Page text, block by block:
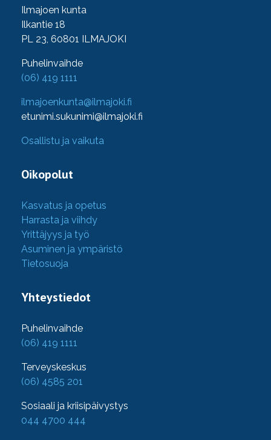
Ilmajoen kunta
Ilkantie 18
PL 23, 60801 ILMAJOKI
Puhelinvaihde
(06) 419 1111
ilmajoenkunta@ilmajoki.fi
etunimi.sukunimi@ilmajoki.fi
Osallistu ja vaikuta
Oikopolut
Kasvatus ja opetus
Harrasta ja viihdy
Yrittäjyys ja työ
Asuminen ja ympäristö
Tietosuoja
Yhteystiedot
Puhelinvaihde
(06) 419 1111
Terveyskeskus
(06) 4585 201
Sosiaali ja kriisipäivystys
044 4700 444